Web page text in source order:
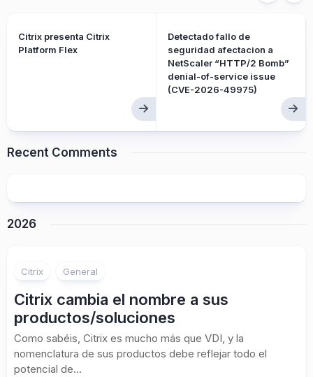
Citrix presenta Citrix
Platform Flex
Detectado fallo de
seguridad afectacion a
NetScaler “HTTP/2 Bomb”
denial-of-service issue
(CVE-2026-49975)
Recent Comments
2026
Citrix General
Citrix cambia el nombre a sus
productos/soluciones
Como sabéis, Citrix es mucho más que VDI, y la
nomenclatura de sus productos debe reflejar todo el
potencial de...